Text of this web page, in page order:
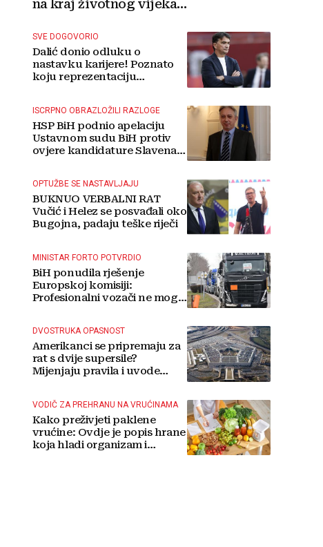
na kraj životnog vijeka
SVE DOGOVORIO
Dalić donio odluku o
nastavku karijere! Poznato
koju reprezentaciju
ISCRPNO OBRAZLOŽILI RAZLOGE
HSP BiH podnio apelaciju
Ustavnom sudu BiH protiv
ovjere kandidature Slavena
OPTUŽBE SE NASTAVLJAJU
BUKNUO VERBALNI RAT
Vučić i Helez se posvađali oko
Bugojna, padaju teške riječi
MINISTAR FORTO POTVRDIO
BiH ponudila rješenje
Europskoj komisiji:
Profesionalni vozači ne mogu
DVOSTRUKA OPASNOST
Amerikanci se pripremaju za
rat s dvije supersile?
Mijenjaju pravila i uvode
VODIČ ZA PREHRANU NA VRUĆINAMA
Kako preživjeti paklene
vrućine: Ovdje je popis hrane
koja hladi organizam i